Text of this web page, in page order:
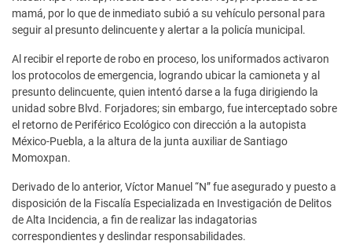
mamá, por lo que de inmediato subió a su vehículo personal para
seguir al presunto delincuente y alertar a la policía municipal.
Al recibir el reporte de robo en proceso, los uniformados activaron
los protocolos de emergencia, logrando ubicar la camioneta y al
presunto delincuente, quien intentó darse a la fuga dirigiendo la
unidad sobre Blvd. Forjadores; sin embargo, fue interceptado sobre
el retorno de Periférico Ecológico con dirección a la autopista
México-Puebla, a la altura de la junta auxiliar de Santiago
Momoxpan.
Derivado de lo anterior, Víctor Manuel “N” fue asegurado y puesto a
disposición de la Fiscalía Especializada en Investigación de Delitos
de Alta Incidencia, a fin de realizar las indagatorias
correspondientes y deslindar responsabilidades.